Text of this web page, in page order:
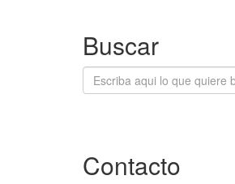
Buscar
Contacto